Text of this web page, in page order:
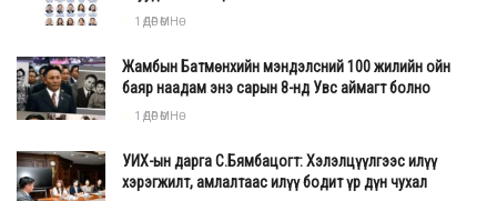
1 ӨДӨР ӨМНӨ
Жамбын Батмөнхийн мэндэлсний 100 жилийн ойн
баяр наадам энэ сарын 8-нд Увс аймагт болно
1 ӨДӨР ӨМНӨ
УИХ-ын дарга С.Бямбацогт: Хэлэлцүүлгээс илүү
хэрэгжилт, амлалтаас илүү бодит үр дүн чухал